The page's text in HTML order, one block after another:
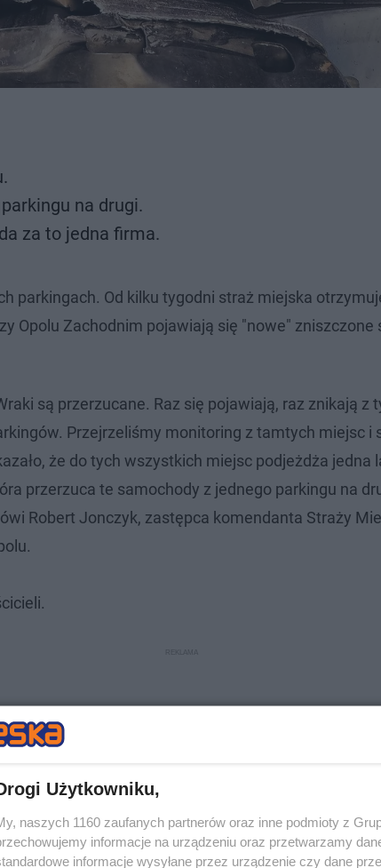
na drugi.
za to jedna firma.
parkingach. Od kilku tygodni straż miejska
Opolu Zachodnim pojawiają się "nowe"
są przerzucane. Raz się pojawiają, raz znikają z
Przejrzeliśmy monitoring z tamtych miejsc i
że do tych wszystkich miejsc podjeżdża jedna
przerzuca te samochody z jednego parkingu na
Robert Jonczyk, zastępca komendanta Straży
Użytkowniku,
naszych 1160 zaufanych partnerów oraz inne podmioty z
informacje na urządzeniu oraz przetwarzamy
informacje wysyłane przez urządzenie czy dane